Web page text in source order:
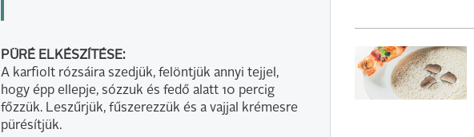
PÜRÉ ELKÉSZÍTÉSE:
A karfiolt rózsáira szedjük, felöntjük annyi tejjel,
hogy épp ellepje, sózzuk és fedő alatt 10 percig
főzzük. Leszűrjük, fűszerezzük és a vajjal krémesre
pürésítjük.